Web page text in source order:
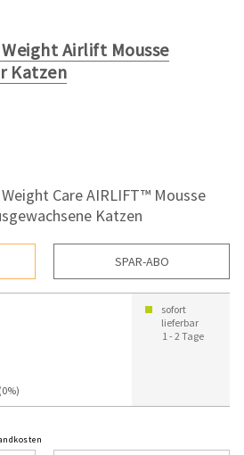
Airlift Mousse
Katzen
Care AIRLIFT™ Mousse
Katzen
SPAR-ABO
sofort
lieferbar
1 - 2 Tage